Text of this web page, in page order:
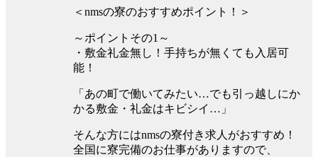
＜nmsの寮のおすすめポイント！＞
～ポイントその1～
・敷金礼金無し！手持ちが無くても入居可
能！
「あの町で働いてみたい…でも引っ越しにか
かる敷金・礼金はキビシイ…」
そんな方にはnmsの寮付き求人がおすすめ！
全国に寮完備のお仕事がありますので、